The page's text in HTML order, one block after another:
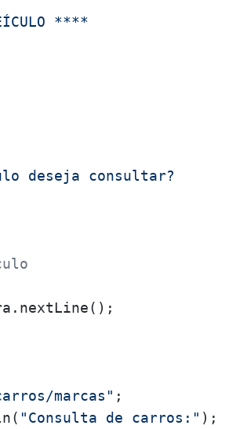
****
deseja consultar?
marcas" ;
"Consulta de carros:" );